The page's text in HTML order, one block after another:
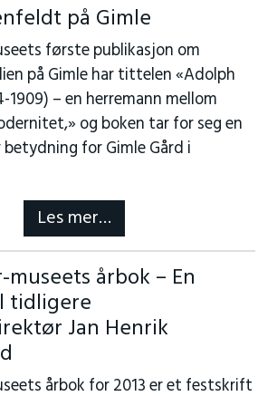
på Gimle
første publikasjon om
på Gimle har tittelen «Adolph
– en herremann mellom
og boken tar for seg en
for Gimle Gård i
Les mer…
årbok – En
tidligere
Jan Henrik
årbok for 2013 er et festskrift